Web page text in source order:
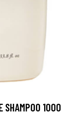
SHAMPOO 1000